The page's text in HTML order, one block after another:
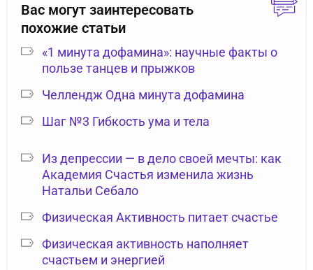
Вас могут заинтересовать
похожие статьи
«1 минута дофамина»: научные факты о
пользе танцев и прыжков
Челлендж Одна минута дофамина
Шаг №3 Гибкость ума и тела
Из депрессии — в дело своей мечты: как
Академия Счастья изменила жизнь
Натальи Себало
Физическая Активность питает счастье
Физическая активность наполняет
счастьем и энергией